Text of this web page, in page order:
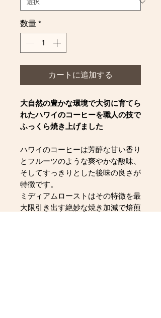
数量 *
カートに追加する
大自然の豊かな環境で大切に育てら
れたハワイのコーヒーを職人の技で
ふっくら焼き上げました
ハワイのコーヒーは芳醇な甘い香り
とフルーツのような爽やかな酸味、
そしてすっきりとした後味の良さが
特徴です。
ミディアムローストはその特徴を最
大限引き出す絶妙な焼き加減で焙煎